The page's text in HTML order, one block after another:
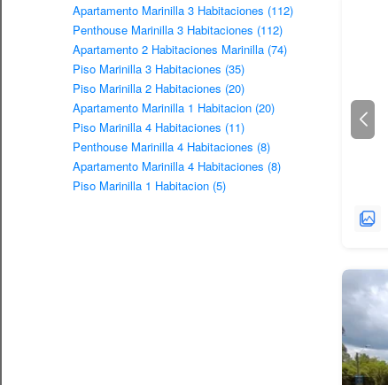
Apartamento Marinilla 3 Habitaciones (112)
Penthouse Marinilla 3 Habitaciones (112)
Apartamento 2 Habitaciones Marinilla (74)
Piso Marinilla 3 Habitaciones (35)
Piso Marinilla 2 Habitaciones (20)
Apartamento Marinilla 1 Habitacion (20)
Piso Marinilla 4 Habitaciones (11)
Penthouse Marinilla 4 Habitaciones (8)
Apartamento Marinilla 4 Habitaciones (8)
Piso Marinilla 1 Habitacion (5)